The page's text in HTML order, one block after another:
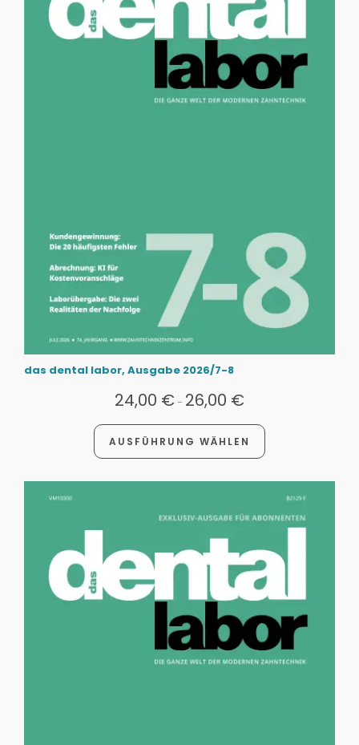
das dental labor, Ausgabe 2026/7-8
24,00 €- 26,00 €
AUSFÜHRUNG WÄHLEN